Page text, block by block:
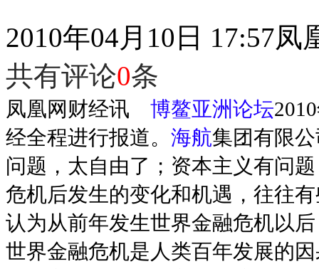
2010年04月10日 17:57凤
共有评论0条
凤凰网财经讯 博鳌亚洲论坛
经全程进行报道。 海航集团有限
问题，太自由了；资本主义有问
危机后发生的变化和机遇，往往
认为从前年发生世界金融危机以
世界金融危机是人类百年发展的